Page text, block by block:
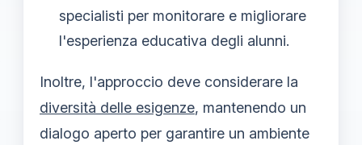
specialisti per monitorare e migliorare
l'esperienza educativa degli alunni.
Inoltre, l'approccio deve considerare la
diversità delle esigenze, mantenendo un
dialogo aperto per garantire un ambiente